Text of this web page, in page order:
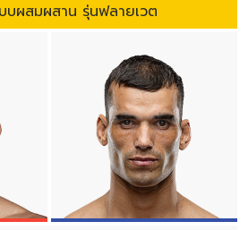
บผสมผสาน รุ่นฟลายเวต